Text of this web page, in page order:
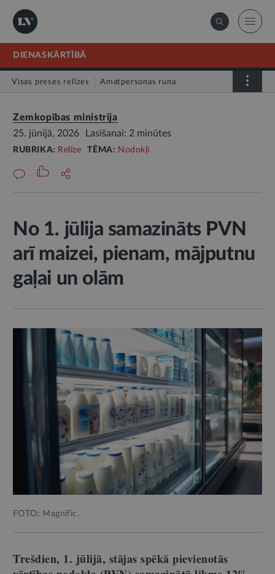
DIENASKĀRTĪBĀ
Visas preses relīzes Amatpersonas runa
Zemkopības ministrija
25. jūnijā, 2026
Lasīšanai: 2 minūtes
RUBRIKA: Relīze TĒMA: Nodokļi
No 1. jūlija samazināts PVN
arī maizei, pienam, mājputnu
gaļai un olām
FOTO: Magnific.
Trešdien, 1. jūlijā, stājas spēkā pievienotās